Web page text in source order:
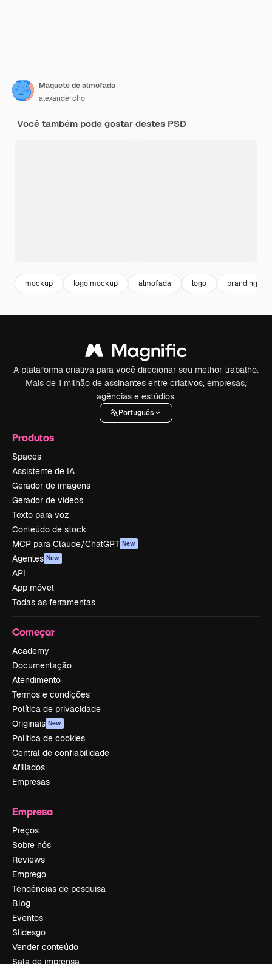
Maquete de almofada
alexandercho
Você também pode gostar destes PSD
mockup logo mockup almofada logo branding
A plataforma criativa para você direcionar seu melhor trabalho.
Mais de 1 milhão de assinantes entre criativos, empresas,
agências e estúdios.
Português
Produtos
Spaces
Assistente de IA
Gerador de imagens
Gerador de vídeos
Texto para voz
Conteúdo de stock
MCP para Claude/ChatGPT New
Agentes New
API
App móvel
Todas as ferramentas
Começar
Academy
Documentação
Atendimento
Termos e condições
Política de privacidade
Originais New
Política de cookies
Central de confiabilidade
Afiliados
Empresas
Empresa
Preços
Sobre nós
Reviews
Emprego
Tendências de pesquisa
Blog
Eventos
Slidesgo
Vender conteúdo
Sala de imprensa